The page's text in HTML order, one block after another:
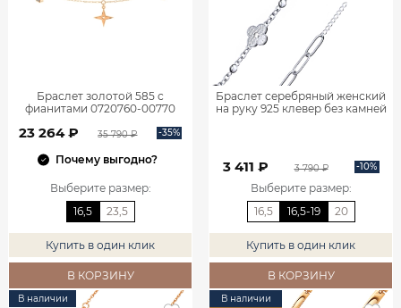
Браслет золотой 585 с
фианитами 0720760-00770
23 264 ₽ 35 790 ₽ -35%
Почему выгодно?
Выберите размер:
16,5
23,5
Купить в один клик
В КОРЗИНУ
Браслет серебряный женский
на руку 925 клевер без камней
3 411 ₽ 3 790 ₽ -10%
Выберите размер:
16,5
16,5-19 20
Купить в один клик
В КОРЗИНУ
В наличии
В наличии